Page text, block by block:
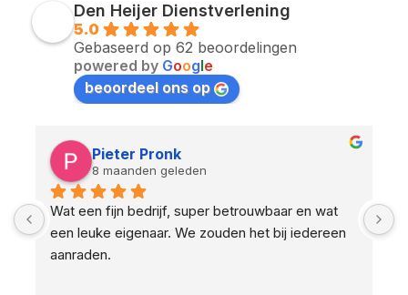
Den Heijer Dienstverlening
5.0
Gebaseerd op 62 beoordelingen
powered by Google
beoordeel ons op
Irvin Wekking
8 maanden geleden
Fijn contact, snel schakelen en keurig ontruimd.
Wij zijn tevreden!